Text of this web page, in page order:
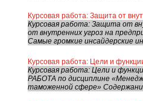
Курсовая работа: Защита от
Курсовая работа: Защита от
от внутренних угроз на
Самые громкие инсайдерские
Курсовая работа: Цели и
Курсовая работа: Цели и
РАБОТА по дисциплине
таможенной сфере»